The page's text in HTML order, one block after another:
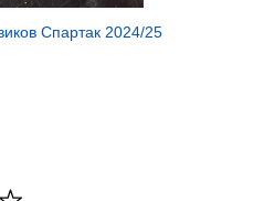
Спартак 2024/25